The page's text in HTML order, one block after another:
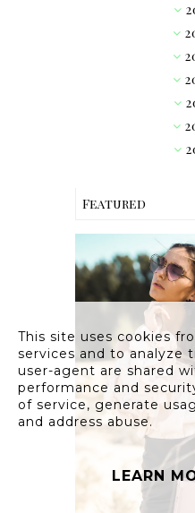
►
►
►
►
►
▼
►
Featured
OUTFIT //
This site uses cookies
services and to analyze
user-agent are shared
performance and
of service, generate
and address abuse.
LEARN